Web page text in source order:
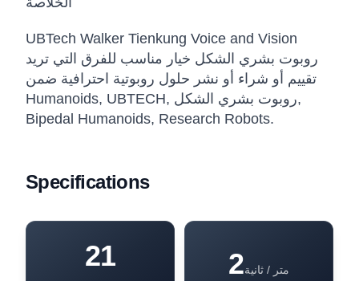
UBTech Walker Tienkung Voice and Vision
روبوت بشري الشكل خيار مناسب للفرق التي تريد
تقييم أو شراء أو نشر حلول روبوتية احترافية ضمن
Humanoids, UBTECH, روبوت بشري الشكل,
Bipedal Humanoids, Research Robots.
Specifications
21 2متر / ثانية